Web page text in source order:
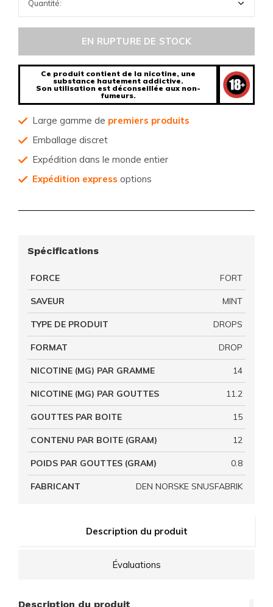
EN RUPTURE DE STOCK
Ce produit contient de la nicotine, une
substance hautement addictive.
Son utilisation est déconseillée aux non-
fumeurs.
Large gamme de premiers produits
Emballage discret
Expédition dans le monde entier
Expédition express options
Description du produit
Évaluations
Description du produit
Spécifications
FORCE FORT
SAVEUR MINT
TYPE DE PRODUIT DROPS
FORMAT DROP
NICOTINE (MG) PAR GRAMME 14
NICOTINE (MG) PAR GOUTTES 11.2
GOUTTES PAR BOITE 15
CONTENU PAR BOITE (GRAM) 12
POIDS PAR GOUTTES (GRAM) 0.8
FABRICANT DEN NORSKE SNUSFABRIK